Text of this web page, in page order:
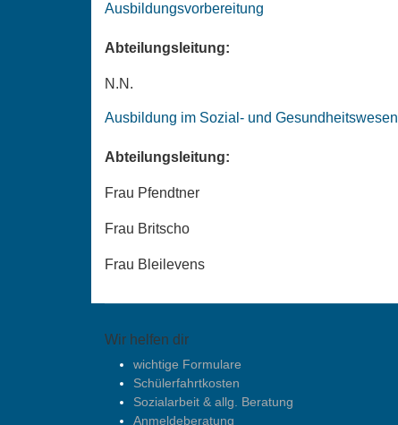
Ausbildungsvorbereitung
Abteilungsleitung:
N.N.
Ausbildung im Sozial- und Gesundheitswesen
Abteilungsleitung:
Frau Pfendtner
Frau Britscho
Frau Bleilevens
Wir helfen dir
wichtige Formulare
Schülerfahrtkosten
Sozialarbeit & allg. Beratung
Anmeldeberatung